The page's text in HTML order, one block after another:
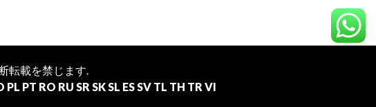
転載を禁じます.
PL PT RO RU SR SKSL ESSV TL TH TR VI